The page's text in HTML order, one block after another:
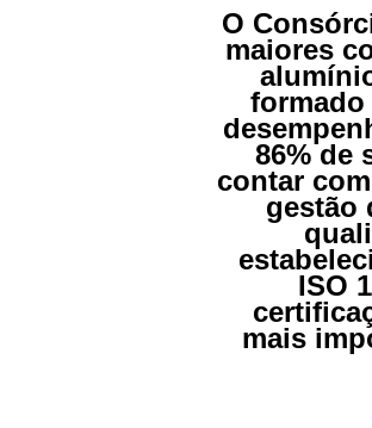
O
maiores
formado
86% de
contar
gestão
ISO
mais